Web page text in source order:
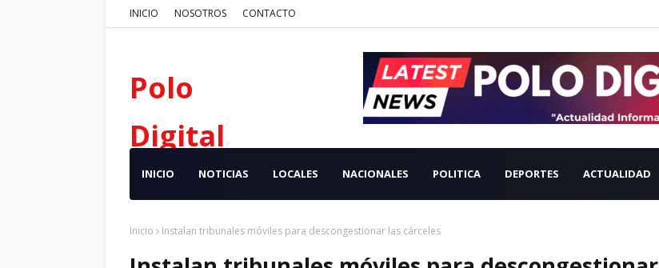
INICIO NOSOTROS CONTACTO
Polo
Digital
INICIO NOTICIAS LOCALES NACIONALES POLITICA DEPORTES ACTUALIDAD
Inicio Instalan tribunales móviles para descongestionar las cárceles